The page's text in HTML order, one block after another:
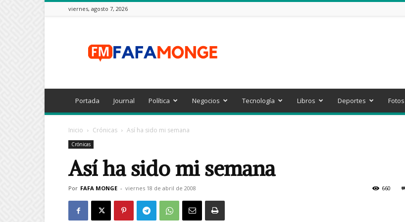
viernes, agosto 7, 2026
Portada Journal Política Negocios Tecnología Libros Deportes Fotos
Inicio Crónicas Así ha sido mi semana
Crónicas
Así ha sido mi semana
Por FAFA MONGE - viernes 18 de abril de 2008 660